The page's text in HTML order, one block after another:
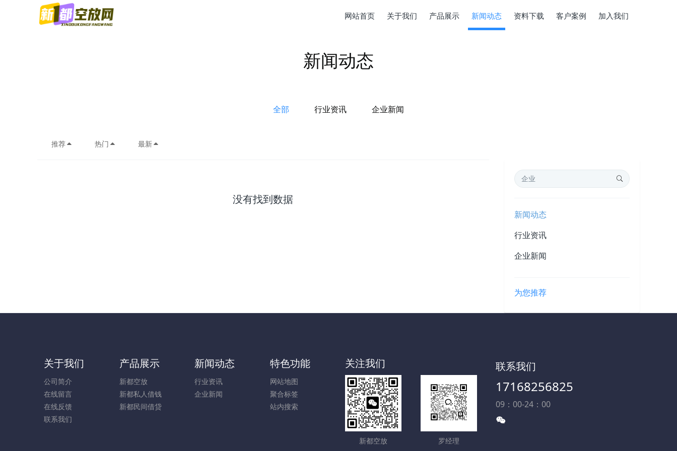
网站首页 关于我们 产品展示 新闻动态 资料下载 客户案例 加入我们
新闻动态
全部 行业资讯 企业新闻
推荐 热门 最新
没有找到数据
新闻动态
行业资讯
企业新闻
为您推荐
关于我们
公司简介
在线留言
在线反馈
联系我们
产品展示
新都空放
新都私人借钱
新都民间借贷
新闻动态
行业资讯
企业新闻
特色功能
网站地图
聚合标签
站内搜索
关注我们
新都空放 罗经理
联系我们
17168256825
09：00-24：00